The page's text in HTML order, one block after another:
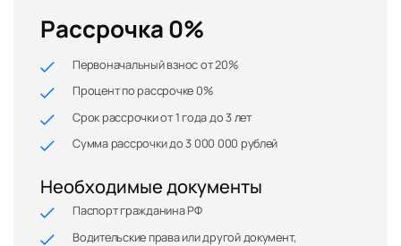
Рассрочка 0%
Первоначальный взнос от 20%
Процент по рассрочке 0%
Срок рассрочки от 1 года до 3 лет
Сумма рассрочки до 3 000 000 рублей
Необходимые документы
Паспорт гражданина РФ
Водительские права или другой документ,